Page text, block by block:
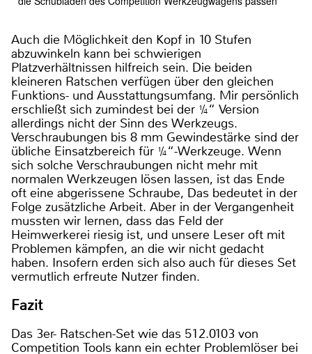
Auch die Möglichkeit den Kopf in 10 Stufen
abzuwinkeln kann bei schwierigen
Platzverhältnissen hilfreich sein. Die beiden
kleineren Ratschen verfügen über den gleichen
Funktions- und Ausstattungsumfang. Mir persönlich
erschließt sich zumindest bei der ¼“ Version
allerdings nicht der Sinn des Werkzeugs.
Verschraubungen bis 8 mm Gewindestärke sind der
übliche Einsatzbereich für ¼“-Werkzeuge. Wenn
sich solche Verschraubungen nicht mehr mit
normalen Werkzeugen lösen lassen, ist das Ende
oft eine abgerissene Schraube, Das bedeutet in der
Folge zusätzliche Arbeit. Aber in der Vergangenheit
mussten wir lernen, dass das Feld der
Heimwerkerei riesig ist, und unsere Leser oft mit
Problemen kämpfen, an die wir nicht gedacht
haben. Insofern erden sich also auch für dieses Set
vermutlich erfreute Nutzer finden.
Fazit
Das 3er- Ratschen-Set wie das 512.0103 von
Competition Tools kann ein echter Problemlöser bei